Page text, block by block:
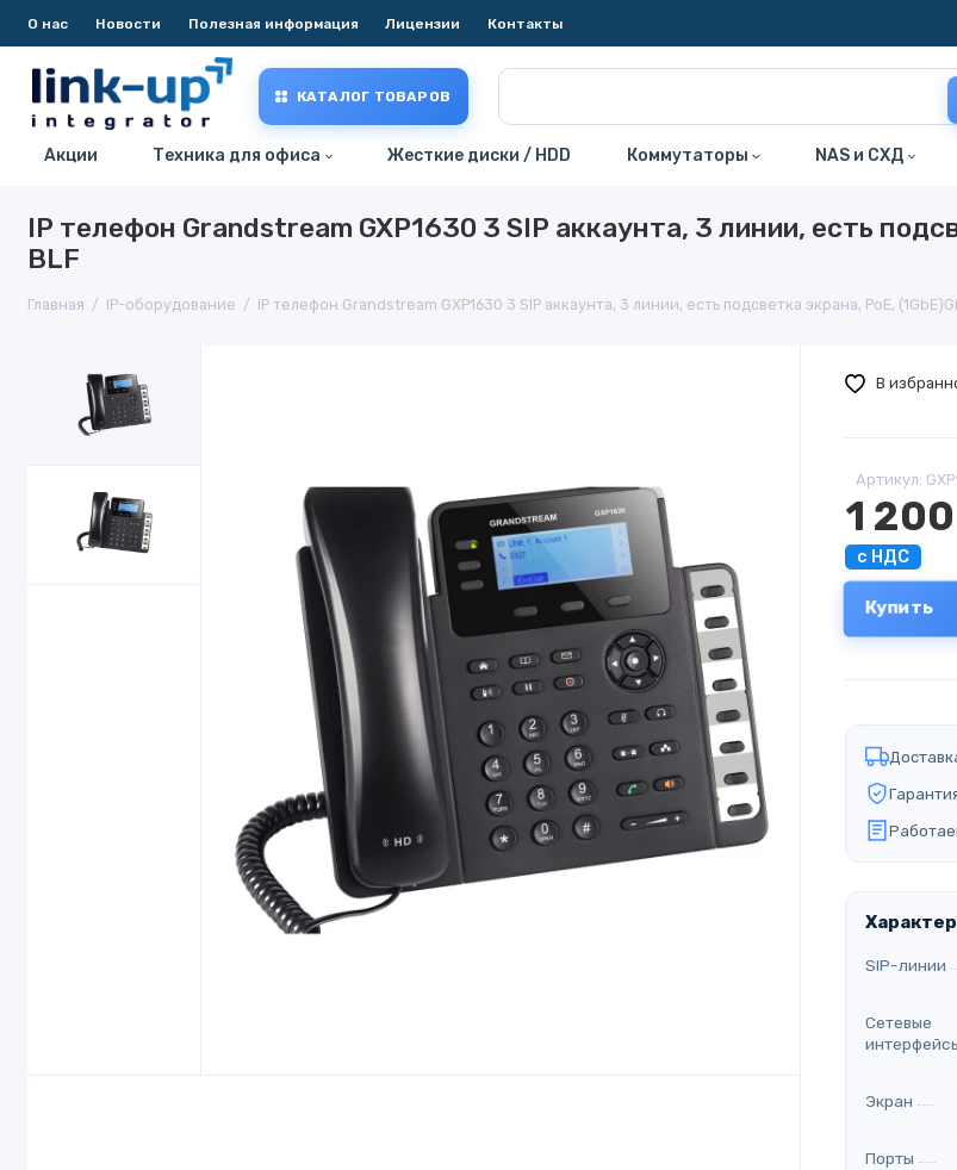
О нас Новости Полезная информация Лицензии Контакты
КАТАЛОГ ТОВАРОВ
Акции Техника для офиса Жесткие диски / HDD Коммутаторы NAS и СХД
IP телефон Grandstream GXP1630 3 SIP аккаунта, 3 линии, есть
BLF
Главная IP-оборудование IP телефон Grandstream GXP1630 3 SIP аккаунта, 3 линии, есть подсветка экрана, PoE,
Артикул:
1
с НДС
Купить
В
SIP-линии
Сетевые
Экран
Порты